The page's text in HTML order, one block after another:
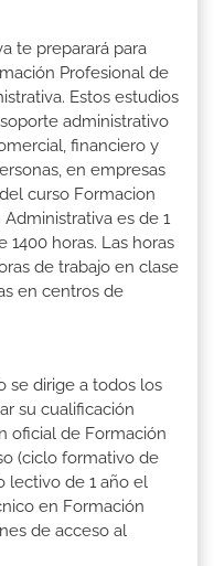
te preparará para
Profesional de
Estos estudios
administrativo
financiero y
en empresas
curso Formacion
es de 1
horas. Las horas
de trabajo en clase
en centros de
se dirige a todos los
su cualificación
oficial de Formación
(ciclo formativo de
lectivo de 1 año el
en Formación
de acceso al